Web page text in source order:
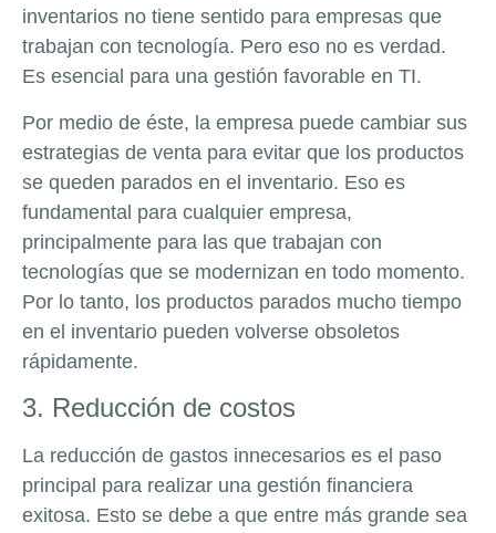
inventarios no tiene sentido para empresas que
trabajan con tecnología. Pero eso no es verdad.
Es esencial para una gestión favorable en TI.
Por medio de éste, la empresa puede cambiar sus
estrategias de venta para evitar que los productos
se queden parados en el inventario. Eso es
fundamental para cualquier empresa,
principalmente para las que trabajan con
tecnologías que se modernizan en todo momento.
Por lo tanto, los productos parados mucho tiempo
en el inventario pueden volverse obsoletos
rápidamente.
3. Reducción de costos
La reducción de gastos innecesarios es el paso
principal para realizar una gestión financiera
exitosa. Esto se debe a que entre más grande sea